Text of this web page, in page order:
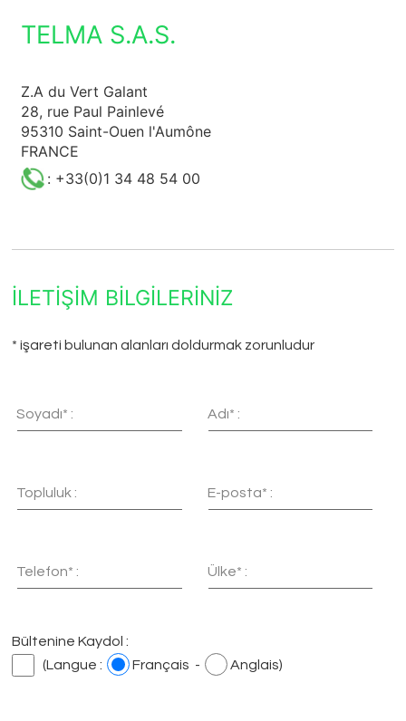
TELMA S.A.S.
Z.A du Vert Galant
28, rue Paul Painlevé
95310 Saint-Ouen l'Aumône
FRANCE
: +33(0)1 34 48 54 00
İLETIŞIM BILGILERINIZ
* işareti bulunan alanları doldurmak zorunludur
Soyadı* : Adı* :
Topluluk : E-posta* :
Telefon* : Ülke* :
Bültenine Kaydol :
(Langue :
Français - Anglais)